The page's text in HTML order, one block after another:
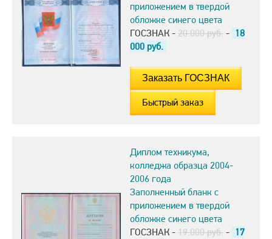
приложением в твердой
обложке синего цвета
ГОСЗНАК - 20.000 руб. - 18
000 руб.
Быстрый заказ
Диплом техникума,
колледжа образца 2004-
2006 года
Заполненный бланк с
приложением в твердой
обложке синего цвета
ГОСЗНАК - 19.000 руб. - 17